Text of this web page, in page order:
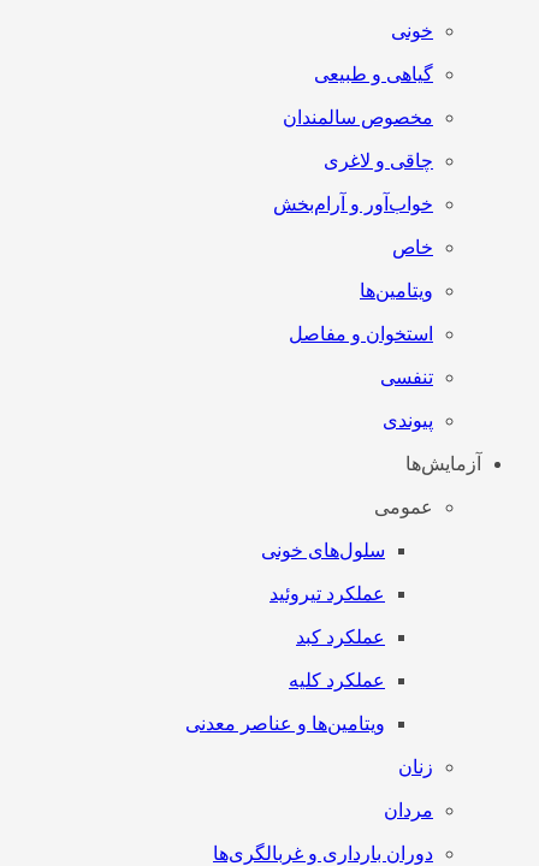
خونی
گیاهی و طبیعی
مخصوص سالمندان
چاقی و لاغری
خواب‌آور و آرام‌بخش
خاص
ویتامین‌ها
استخوان و مفاصل
تنفسی
پیوندی
آزمایش‌ها
عمومی
سلول‌های خونی
عملکرد تیروئید
عملکرد کبد
عملکرد کلیه
ویتامین‌ها و عناصر معدنی
زنان
مردان
دوران بارداری و غربالگری‌ها